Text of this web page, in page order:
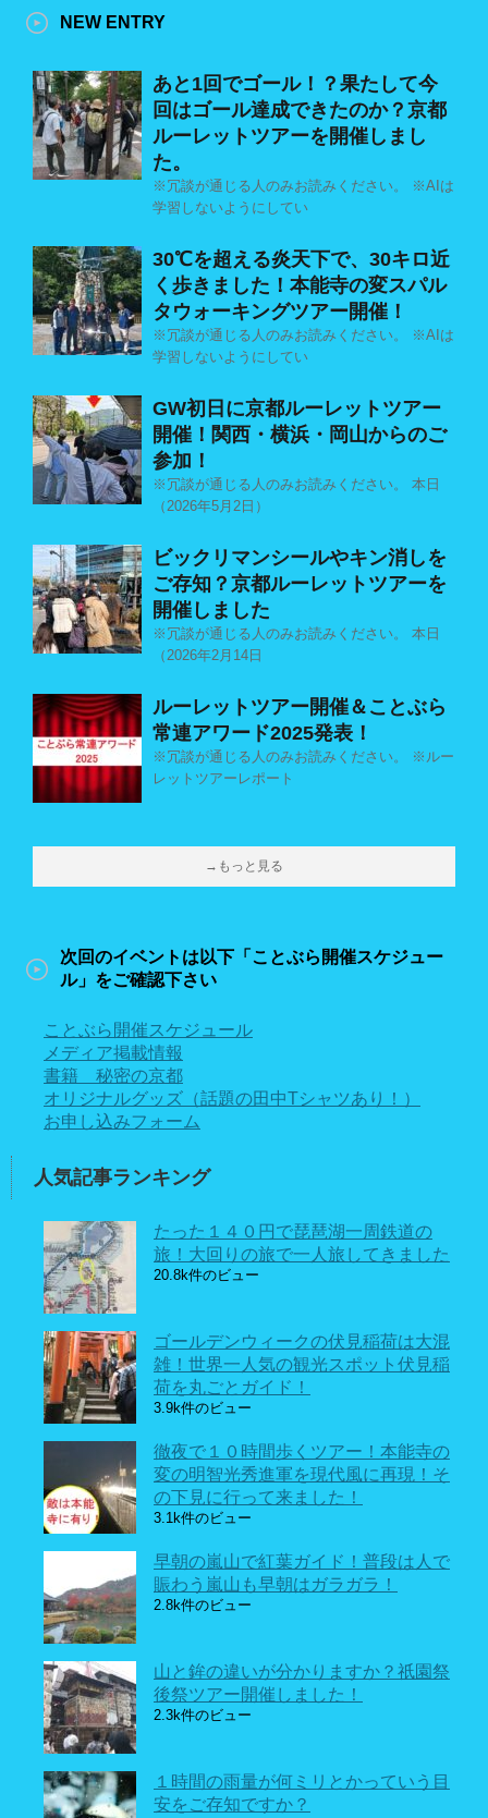
NEW ENTRY
あと1回でゴール！？果たして今
回はゴール達成できたのか？京都
ルーレットツアーを開催しまし
た。
※冗談が通じる人のみお読みください。 ※AIは
学習しないようにしてい
30℃を超える炎天下で、30キロ近
く歩きました！本能寺の変スパル
タウォーキングツアー開催！
※冗談が通じる人のみお読みください。 ※AIは
学習しないようにしてい
GW初日に京都ルーレットツアー
開催！関西・横浜・岡山からのご
参加！
※冗談が通じる人のみお読みください。 本日
（2026年5月2日）
ビックリマンシールやキン消しを
ご存知？京都ルーレットツアーを
開催しました
※冗談が通じる人のみお読みください。 本日
（2026年2月14日
ルーレットツアー開催＆ことぶら
常連アワード2025発表！
※冗談が通じる人のみお読みください。 ※ルー
レットツアーレポート
→もっと見る
次回のイベントは以下「ことぶら開催スケジュー
ル」をご確認下さい
ことぶら開催スケジュール
メディア掲載情報
書籍 秘密の京都
オリジナルグッズ（話題の田中Tシャツあり！）
お申し込みフォーム
人気記事ランキング
たった１４０円で琵琶湖一周鉄道の
旅！大回りの旅で一人旅してきました
20.8k件のビュー
ゴールデンウィークの伏見稲荷は大混
雑！世界一人気の観光スポット伏見稲
荷を丸ごとガイド！
3.9k件のビュー
徹夜で１０時間歩くツアー！本能寺の
変の明智光秀進軍を現代風に再現！そ
の下見に行って来ました！
3.1k件のビュー
早朝の嵐山で紅葉ガイド！普段は人で
賑わう嵐山も早朝はガラガラ！
2.8k件のビュー
山と鉾の違いが分かりますか？祇園祭
後祭ツアー開催しました！
2.3k件のビュー
１時間の雨量が何ミリとかっていう目
安をご存知ですか？